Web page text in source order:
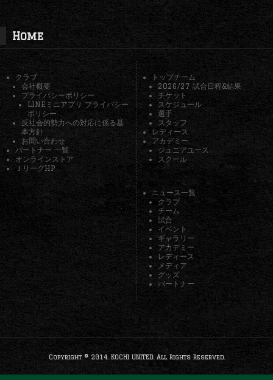
Home
クラブ
会社概要
プライバシーポリシー
LINEミニアプリ プライバシー
ポリシー
反社会的勢力への対応に係る基
本方針
お問い合わせ
パートナー 一覧
オンラインストア
ＪリーグHP
トップチーム
2026/27 試合日程&結果
チケット
スケジュール
選手
スタッフ
レディース
アカデミー
ジュニアユース
スクール
ニュース一覧
クラブ
チーム
試合
イベント
ギャラリー
アカデミー
レディース
メディア
グッズ
パートナー
Copyright © 2014. KOCHI UNITED. All Rights Reserved.